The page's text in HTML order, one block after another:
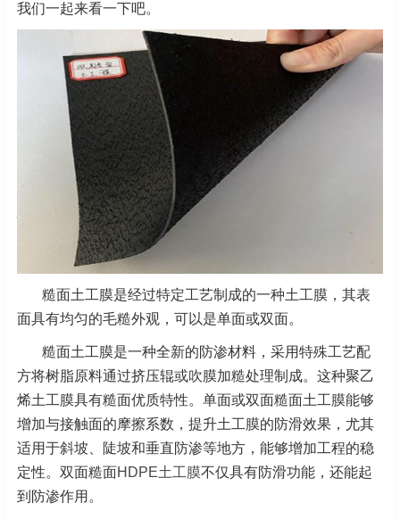
我们一起来看一下吧。
糙面土工膜是经过特定工艺制成的一种土工膜，其表
面具有均匀的毛糙外观，可以是单面或双面。
糙面土工膜是一种全新的防渗材料，采用特殊工艺配
方将树脂原料通过挤压辊或吹膜加糙处理制成。这种聚乙
烯土工膜具有糙面优质特性。单面或双面糙面土工膜能够
增加与接触面的摩擦系数，提升土工膜的防滑效果，尤其
适用于斜坡、陡坡和垂直防渗等地方，能够增加工程的稳
定性。双面糙面HDPE土工膜不仅具有防滑功能，还能起
到防渗作用。